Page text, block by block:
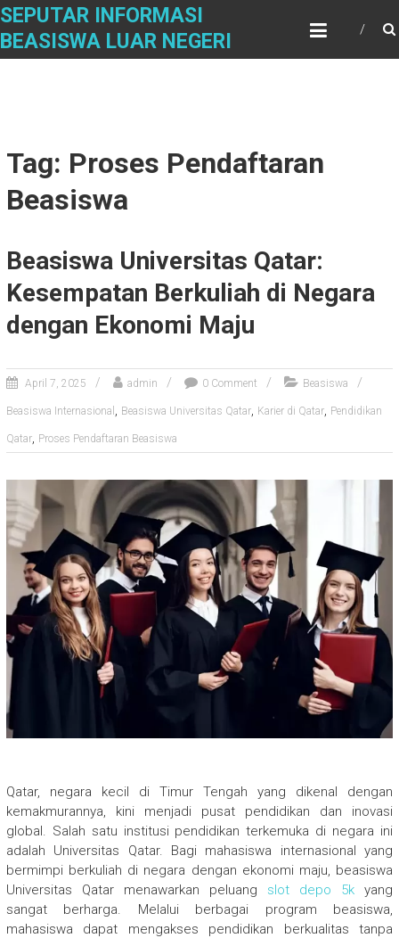
Skip
content
SEPUTAR INFORMASI
BEASISWA LUAR NEGERI
Tag: Proses Pendaftaran
Beasiswa
Beasiswa Universitas Qatar:
Kesempatan Berkuliah di Negara
dengan Ekonomi Maju
April 7, 2025 admin 0 Comment Beasiswa
Beasiswa Internasional , Beasiswa Universitas Qatar, Karier di Qatar, Pendidikan
Qatar, Proses Pendaftaran Beasiswa
Qatar, negara kecil di Timur Tengah yang dikenal dengan
kemakmurannya, kini menjadi pusat pendidikan dan inovasi
global. Salah satu institusi pendidikan terkemuka di negara ini
adalah Universitas Qatar. Bagi mahasiswa internasional yang
bermimpi berkuliah di negara dengan ekonomi maju, beasiswa
Universitas Qatar menawarkan peluang slot depo 5k yang
sangat berharga. Melalui berbagai program beasiswa,
mahasiswa dapat mengakses pendidikan berkualitas tanpa